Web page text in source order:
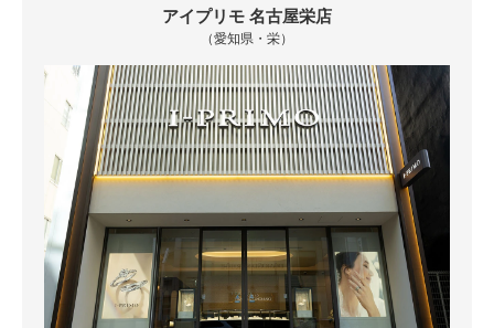
アイプリモ 名古屋栄店
（愛知県・栄）